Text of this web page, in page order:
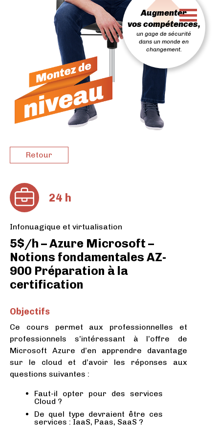
Augmenter
vos compétences,
un gage de sécurité
dans un monde en
changement.
Retour
24 h
Infonuagique et virtualisation
5$/h – Azure Microsoft –
Notions fondamentales AZ-
900 Préparation à la
certification
Objectifs
Ce cours permet aux professionnelles et
professionnels s’intéressant à l’offre de
Microsoft Azure d’en apprendre davantage
sur le cloud et d’avoir les réponses aux
questions suivantes :
Faut-il opter pour des services
Cloud ?
De quel type devraient être ces
services : IaaS, Paas, SaaS ?